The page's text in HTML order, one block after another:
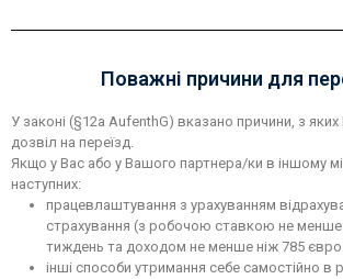
Поважні причини для
У законі (§12a AufenthG) вказано причини, з
дозвіл на переїзд.
Якщо у Вас або у Вашого партнера/ки в іншому
наступних:
працевлаштування з урахуванням
страхування (з робочою ставкою не менше
тиждень та доходом не менше ніж 785 євро
інші способи утримання себе самостійно в